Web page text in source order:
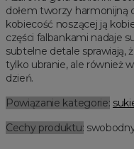
dołem tworzy harmonijną
kobiecość noszącej ją
części falbankami nadaje
subtelne detale sprawiają,
tylko ubranie, ale również
dzień.
Powiązanie kategorie:
Cechy produktu: